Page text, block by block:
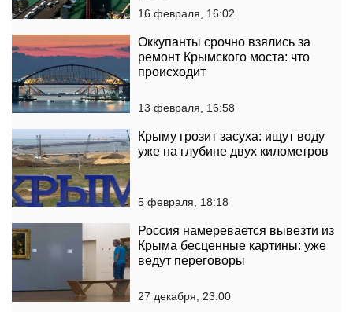
16 февраля, 16:02
Оккупанты срочно взялись за
ремонт Крымского моста: что
происходит
13 февраля, 16:58
Крыму грозит засуха: ищут воду
уже на глубине двух километров
5 февраля, 18:18
Россия намеревается вывезти из
Крыма бесценные картины: уже
ведут переговоры
27 декабря, 23:00